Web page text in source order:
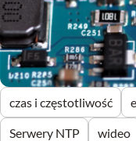
czas i częstotliwość
Serwery NTP wideo